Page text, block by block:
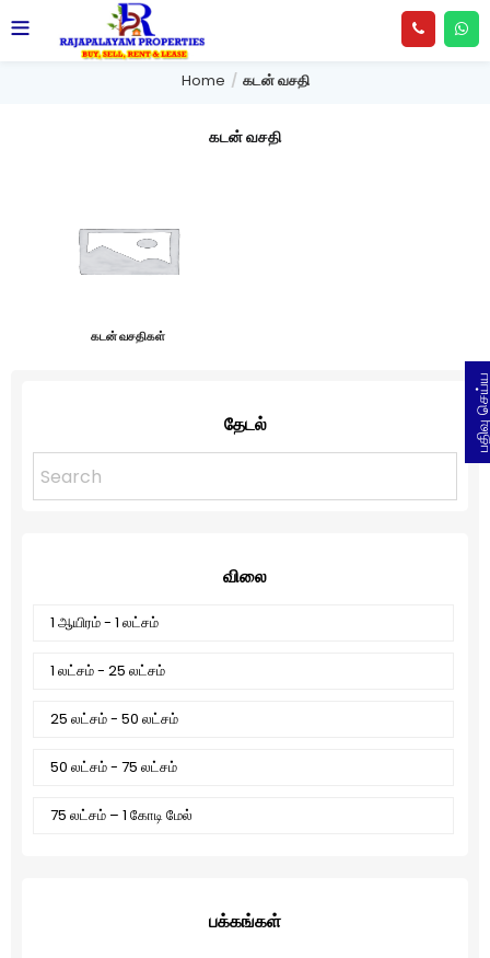
Home கடன் வசதி
கடன் வசதி
கடன் வசதிகள்
தேடல்
விலை
1 ஆயிரம் - 1 லட்சம்
1 லட்சம் - 25 லட்சம்
25 லட்சம் - 50 லட்சம்
50 லட்சம் - 75 லட்சம்
75 லட்சம் – 1 கோடி மேல்
பக்கங்கள்